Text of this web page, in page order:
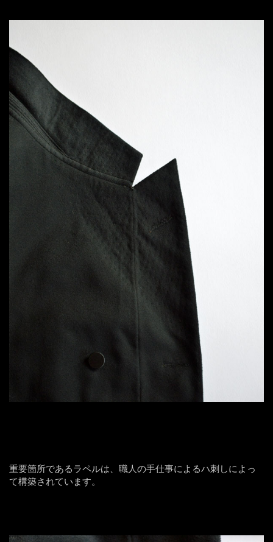
重要箇所であるラペルは、職人の手仕事によるハ刺しによっ
て構築されています。